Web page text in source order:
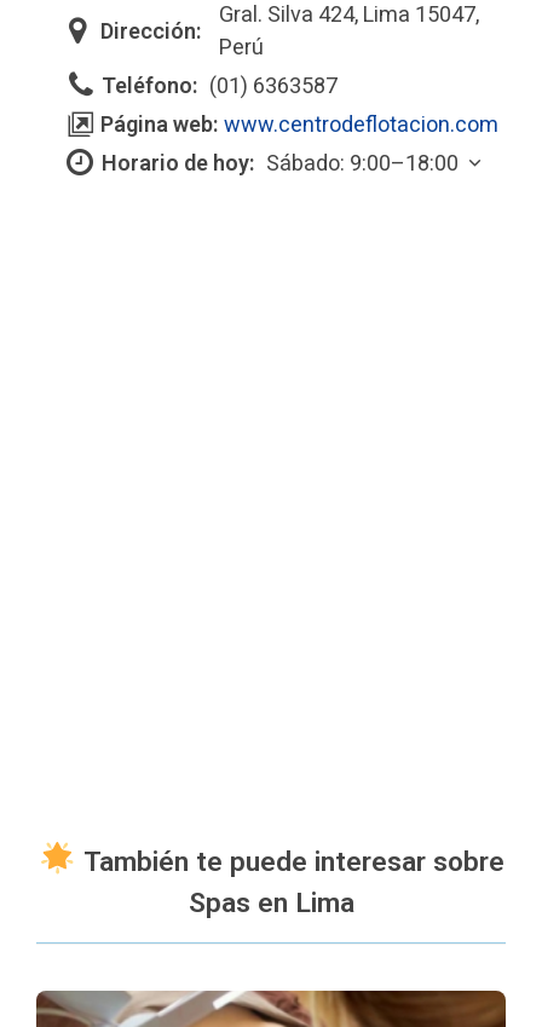
Dirección:
Gral. Silva 424, Lima 15047,
Perú
Teléfono: (01) 6363587
Página web: www.centrodeflotacion.com
Horario de hoy: Sábado: 9:00–18:00
También te puede interesar sobre
Spas en Lima